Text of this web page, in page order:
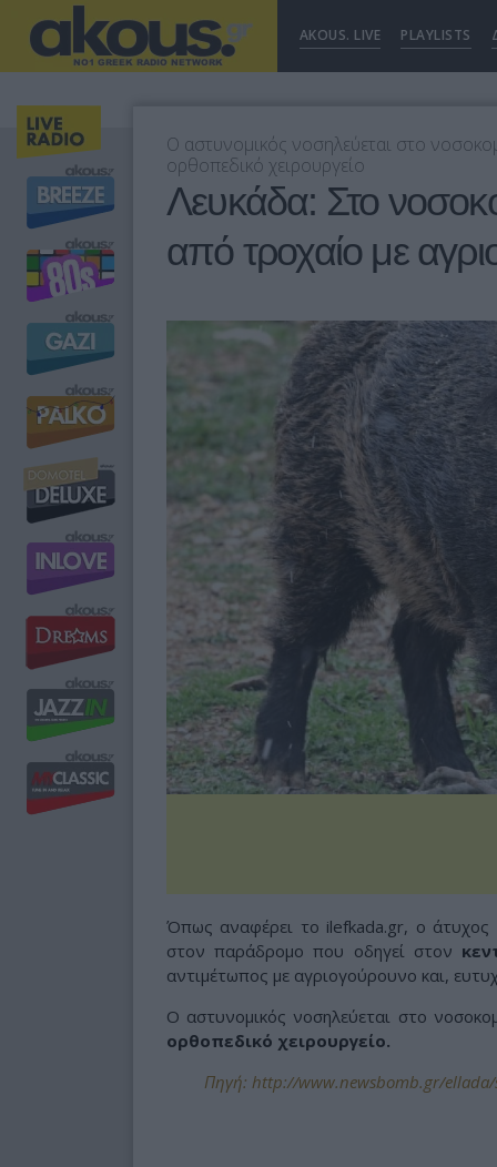
AKOUS. LIVE PLAYLISTS
Ο αστυνομικός νοσηλεύεται στο
ορθοπεδικό χειρουργείο
Λευκάδα: Στο
από τροχαίο με
Όπως αναφέρει το ilefkada.gr, ο άτυχος
στον παράδρομο που οδηγεί στον
αντιμέτωπος με αγριογούρουνο και,
Ο αστυνομικός νοσηλεύεται στο
ορθοπεδικό χειρουργείο.
Πηγή: http://www.newsbomb.gr/